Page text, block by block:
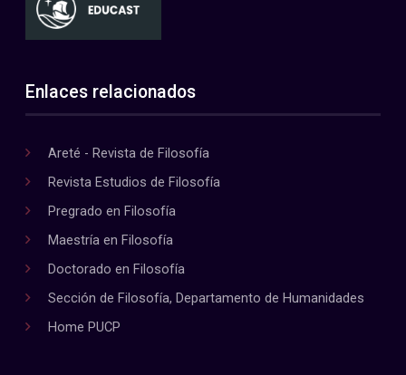
Enlaces relacionados
Areté - Revista de Filosofía
Revista Estudios de Filosofía
Pregrado en Filosofía
Maestría en Filosofía
Doctorado en Filosofía
Sección de Filosofía, Departamento de Humanidades
Home PUCP